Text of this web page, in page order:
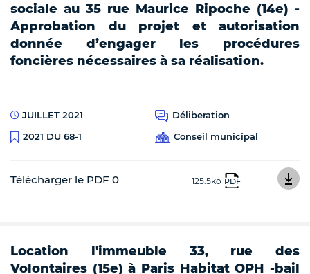
sociale au 35 rue Maurice Ripoche (14e) -
Approbation du projet et autorisation
donnée d’engager les procédures
foncières nécessaires à sa réalisation.
JUILLET 2021
Déliberation
2021 DU 68-1
Conseil municipal
Télécharger le PDF 0 125.5ko PDF
Location l'immeuble 33, rue des
Volontaires (15e) à Paris Habitat OPH -bail